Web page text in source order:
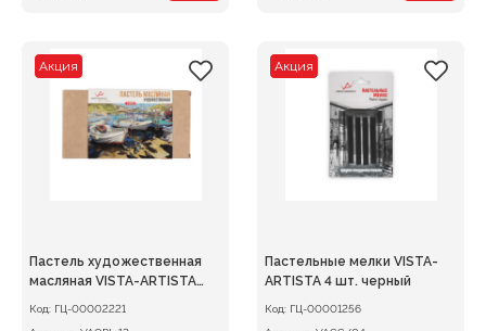
389,00 ₽.
607,00 ₽.
Акция
Пастель художественная
масляная VISTA-ARTISTA
Limited edition 12 цв.
Код: ГЦ-00002221
Акция
Пастельные мелки VISTA-
ARTISTA 4 шт. черный
Код: ГЦ-00001256